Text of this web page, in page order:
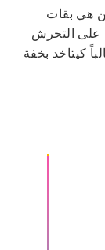
هي بقات
على التحرش
كيتاخد بخفة